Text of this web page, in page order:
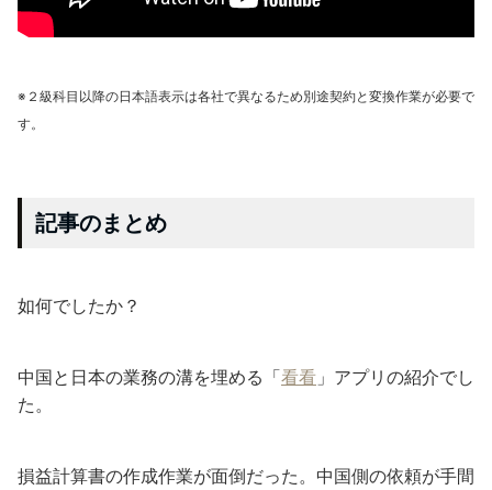
※２級科目以降の日本語表示は各社で異なるため別途契約と変換作業が必要で
す。
記事のまとめ
如何でしたか？
中国と日本の業務の溝を埋める「看看 」アプリの紹介でし
た。
損益計算書の作成作業が面倒だった。中国側の依頼が手間